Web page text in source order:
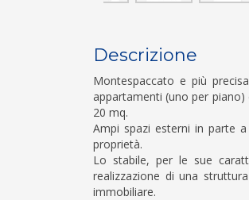
Descrizione
Montespaccato e più
appartamenti (uno per
20 mq.
Ampi spazi esterni in parte
proprietà.
Lo stabile, per le sue
realizzazione di una
immobiliare.